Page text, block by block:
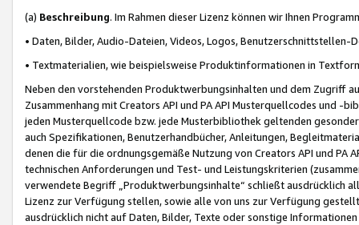
(a) Beschreibung. Im Rahmen dieser Lizenz können wir Ihnen
• Daten, Bilder, Audio-Dateien, Videos, Logos, Benutzerschnittstellen-
• Textmaterialien, wie beispielsweise Produktinformationen in
Neben den vorstehenden Produktwerbungsinhalten und dem Zugriff
Zusammenhang mit Creators API und PA API Musterquellcodes und
jeden Musterquellcode bzw. jede Musterbibliothek geltenden
auch Spezifikationen, Benutzerhandbücher, Anleitungen,
denen die für die ordnungsgemäße Nutzung von Creators API und PA
technischen Anforderungen und Test- und Leistungskriterien
verwendete Begriff „Produktwerbungsinhalte“ schließt ausdrücklich
Lizenz zur Verfügung stellen, sowie alle von uns zur Verfügung
ausdrücklich nicht auf Daten, Bilder, Texte oder sonstige